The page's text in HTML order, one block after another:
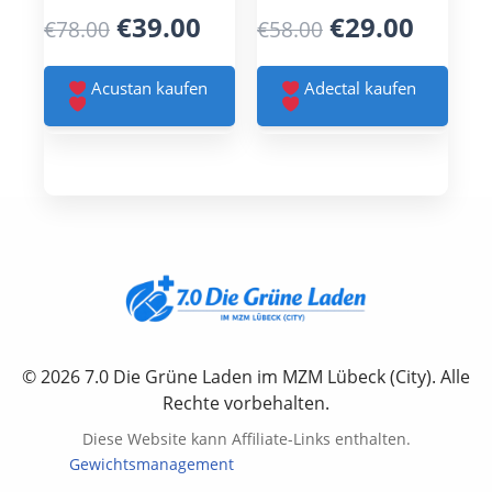
€78.00 Original
price
was:
€78.00.
€39.00 Current
price
is:
€39.00.
Acustan kaufen
€58.00 Original
price
was:
€58.00.
€29.00
price
is:
Adectal kaufen
© 2026 7.0 Die Grüne Laden im MZM Lübeck (City). Alle
Rechte vorbehalten.
Diese Website kann Affiliate-Links enthalten.
Gewichtsmanagement